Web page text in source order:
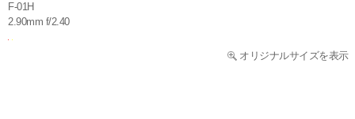
F-01H
2.90mm f/2.40
オリジナルサイズを表示